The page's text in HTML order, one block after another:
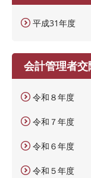
平成31年度
会計管理者交
令和８年度
令和７年度
令和６年度
令和５年度